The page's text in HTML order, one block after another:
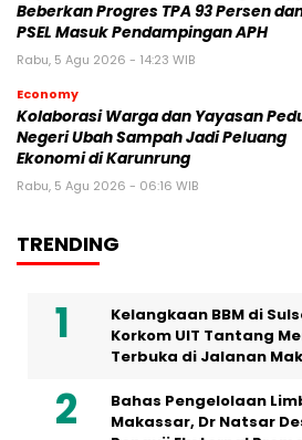
Beberkan Progres TPA 93 Persen
PSEL Masuk Pendampingan APH
Rabu, 5 Agu 2026 - 14:23 WIB
Economy
Kolaborasi Warga dan Yayasan
Negeri Ubah Sampah Jadi Peluang
Ekonomi di Karunrung
Rabu, 5 Agu 2026 - 06:16 WIB
TRENDING
Kelangkaan BBM di
Korkom UIT Tantang
Terbuka di Jalanan
Bahas Pengelolaan
Makassar, Dr Natsar